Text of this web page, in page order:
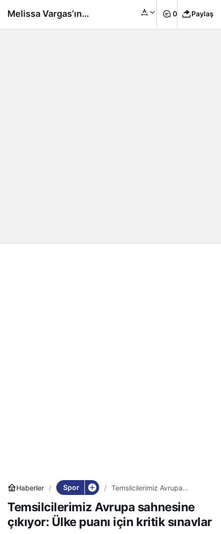
Haberler Spor
Temsilcilerimiz Avrupa
için kritik sınavlar
Temsilcilerimiz Avrupa sahnesine
çıkıyor: Ülke puanı için kritik sınavlar
Melissa Vargas’ın 0 Paylaş